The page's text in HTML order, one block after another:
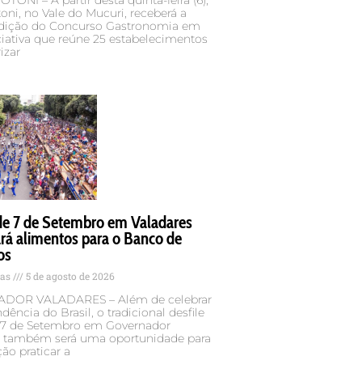
no Vale do Mucuri, receberá a
do Concurso Gastronomia em
que reúne 25 estabelecimentos
7 de Setembro em Valadares
alimentos para o Banco de
5 de agosto de 2026
VALADARES – Além de celebrar
do Brasil, o tradicional desfile
de Setembro em Governador
também será uma oportunidade para
praticar a